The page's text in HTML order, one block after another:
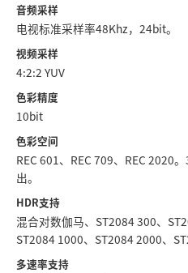
音频采样
电视标准采样率48Khz，24bit。
视频采样
4:2:2 YUV
色彩精度
10bit
色彩空间
REC 601、REC 709、REC 2020
出。
HDR支持
混合对数伽马、ST2084 300、
ST2084 1000、ST2084 2000、
多速率支持